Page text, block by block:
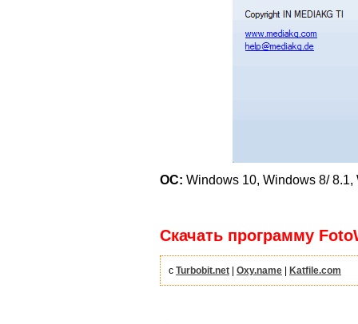
ОС: Windows 10, Windows 8/
Скачать программу
с Turbobit.net Oxy.name Katfile.com